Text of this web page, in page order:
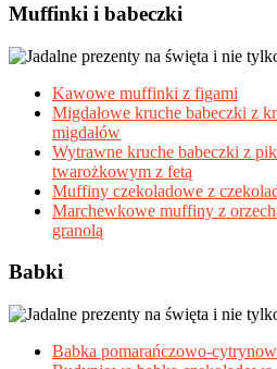
Muffinki i babeczki
Kawowe muffinki z figami
Migdałowe kruche babeczki z
migdałów
Wytrawne kruche babeczki z
twarożkowym z fetą
Muffiny czekoladowe z
Marchewkowe muffiny z
granolą
Babki
Babka pomarańczowo-